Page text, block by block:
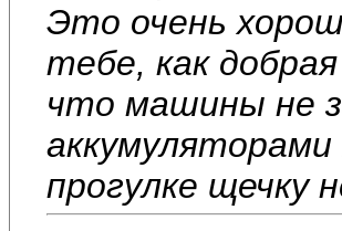
Это очень
тебе, как
что машины не
прогулке щечку